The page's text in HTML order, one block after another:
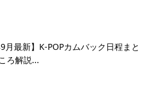
9月最新】K-POPカムバック日程まと
ろ解説...